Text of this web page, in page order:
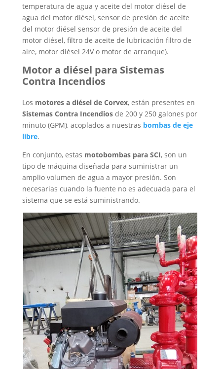
temperatura de agua y aceite del motor diésel de
agua del motor diésel, sensor de presión de aceite
del motor diésel sensor de presión de aceite del
motor diésel, filtro de aceite de lubricación filtro de
aire, motor diésel 24V o motor de arranque).
Motor a diésel para Sistemas
Contra Incendios
Los motores a diésel de Corvex, están presentes en
Sistemas Contra Incendiosde 200 y 250 galones por
minuto (GPM), acoplados a nuestras bombas de eje
libre.
En conjunto, estas motobombas para SCI, son un
tipo de máquina diseñada para suministrar un
amplio volumen de agua a mayor presión. Son
necesarias cuando la fuente no es adecuada para el
sistema que se está suministrando.